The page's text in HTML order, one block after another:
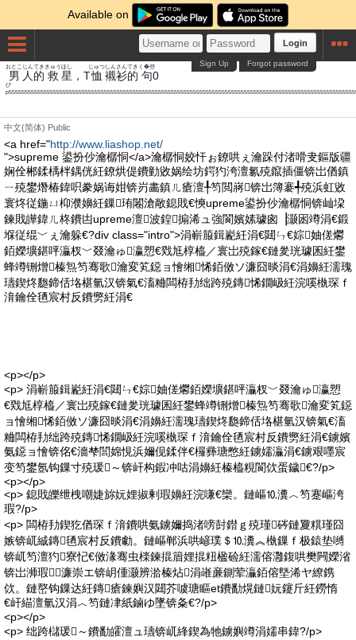
Available on
Login
Forgot password
Sign Up
男
おとこ
人的
じんてき
救
きゅう
星
ほし
，T恤
じゅつ
襯
しん
衫
さん
的
てき
句
く�些
0
中文(简体) Public
<a href="http://www.liashop.net/
">supreme 鍙扮仯瀹樼恫</a>瀹樼恫姣忓ぉ鐐哄ぇ瀹跺付渚嗗叏鏂版疆
娴佺郴鍒楀柈鍝侊紝鐐烘偍鐨勭敓娲绘坊鍔犳洿澶氱殑鑹插僵锛岀偤鎮
ㄧ殑鐢熸椿鍏呮豢娲诲姏锛岃畵鎮ㄦ瘡澶╀笉閲嶈锛岀簿褰╃殑浜虹敓
寰炵従鍦ㄩ枊濮嬶紝鏁珛闂滄敞鎴戝€慡upreme鍙扮仯瀹樼恫锛屾垜
鍊戝皣鍏ㄦ柊鐨凷upreme澶波鍠搧浠ュ強閬嬪嫊璩囪▕灏囦竴涓€鍛
堢従绲﹀ぇ瀹躲€?div class="intro">涓嶄箙鍓嶏紝涓€閮ㄣ€婃妯傞爩
銆嬫壙鍖呯灜杈﹀叕瀹ゅ瀛愬€戣尪椁橀／寰岀殑鎵€鏈夎珖璩囷紝鐢
蜂竴铏熷榛炰笉骞歌瀹変笂鐚ョ懀缃悕銆傚ソ濂囧晱涓€涓嬶紝濡瑰
瓙鍥炵瓟鍗佸垎椹氫汉锛氣€滀粬闆栫劧绌跨殑鏄悕鐗岋紝浣嗘槸琛ｆ
湇鑰佺毢宸村反鐨勶紝涓€
<p></p>
<p> 涓嶄箙鍓嶏紝涓€閮ㄣ€婃妯傞爩銆嬫壙鍖呯灜杈﹀叕瀹ゅ瀛愬
€戣尪椁橀／寰岀殑鎵€鏈夎珖璩囷紝鐢蜂竴铏熷榛炰笉骞歌瀹変笂鐚
ョ懀缃悕銆傚ソ濂囧晱涓€涓嬶紝濡瑰瓙鍥炵瓟鍗佸垎椹氫汉锛氣€滀
粬闆栫劧绌跨殑鏄悕鐗岋紝浣嗘槸琛ｆ湇鑰佺毢宸村反鐨勶紝涓€鐪嬪
氨鐚ョ懀锛佲€濇梺閭婂悓浜嬭伣鍒伴€欏彞瑭憋紝鐪嬬灜涓€鐪艰嚜宸
变笉鐢氬钩鏁寸殑瑗～锛屽构鍜冲咕涓嬶紝榛橀粯閬佽蛋鐬€?/p>
<p></p>
<p> 鎴戝皪绁栧嘲婕旀妧娌掓剰瑕嬶紝浣嗛€欒。鏈嶇⒑瀵︿笉蹇嶇洿
瑕?/p>
<p> 闆栫劧鍥犵偤琛ｆ湇鐨哄氨鐪嬭捣渚嗙尌鐟ｇ殑瑾硶鏈夐粸瑾囧
嫉锛屼絾鏄毢宸村反鐨勮。鏈嶇郸浜哄嵃璞＄⒑瀵︽槸鏁ｆ极鎱垫嚩
锛屼笉澶犳寮忋€傚湪骞虫檪鍊掍篃娌掍粈楹硷紝濡傛灉鍑哄樊闁嬫渻
锛岀浉瑕濂崇エ锛岄偅灏辨湁榛炶涓嶉亷鍘荤灜銆傛墍浠ヤ繚鎸
佽。鏈嶅钩鏁达紝鏄瘡鍊嬩汉閮芥噳瑭瞘et鐨勫熀鏈妧鑳斤紝鐒惰
€屽緢澶氫汉涓︿笉鏈冿紙鏀ゆ墜锛夈€?/p>
<p></p>
<p> 绌跨櫧瑗～鐨勫皬澶ュ瓙锛屼綘鍥為牠鐪嬩竴涓嬬串鍏?/p>